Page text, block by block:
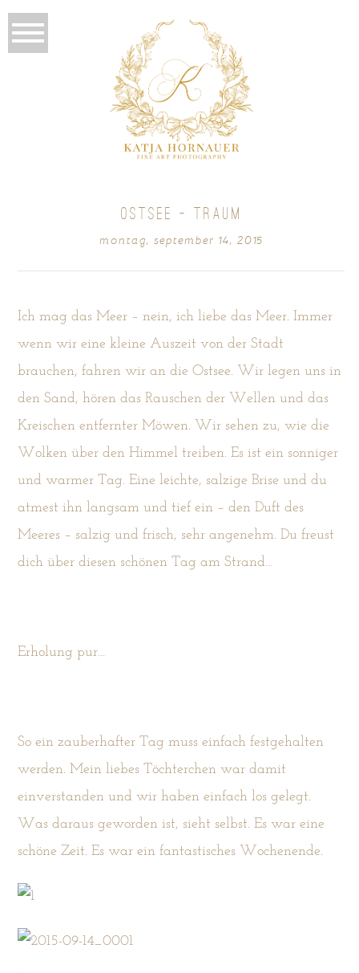
OSTSEE – TRAUM
montag, september 14, 2015
Ich mag das Meer – nein, ich liebe das Meer. Immer
wenn wir eine kleine Auszeit von der Stadt
brauchen, fahren wir an die Ostsee. Wir legen uns in
den Sand, hören das Rauschen der Wellen und das
Kreischen entfernter Möwen. Wir sehen zu, wie die
Wolken über den Himmel treiben. Es ist ein sonniger
und warmer Tag. Eine leichte, salzige Brise und du
atmest ihn langsam und tief ein – den Duft des
Meeres – salzig und frisch, sehr angenehm. Du freust
dich über diesen schönen Tag am Strand…
Erholung pur…
So ein zauberhafter Tag muss einfach festgehalten
werden. Mein liebes Töchterchen war damit
einverstanden und wir haben einfach los gelegt.
Was daraus geworden ist, sieht selbst. Es war eine
schöne Zeit. Es war ein fantastisches Wochenende.